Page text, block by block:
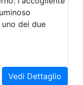
dei due
Vedi Dettaglio